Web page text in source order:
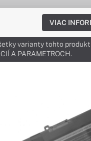
VIAC
varianty tohto
A PARAMETROCH.